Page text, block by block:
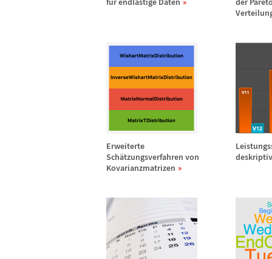
Erweiterte
Schätzungsverfahren von
Kovarianzmatrizen